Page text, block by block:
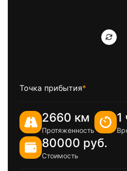
Точка прибытия*
2660 км
Протяженность
1
80000 руб.
Стоимость